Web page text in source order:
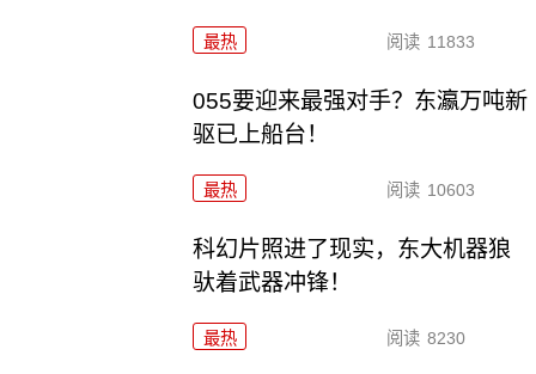
最热 阅读 11833
055要迎来最强对手？东瀛万吨新
驱已上船台！
最热 阅读 10603
科幻片照进了现实，东大机器狼
驮着武器冲锋！
最热 阅读 8230